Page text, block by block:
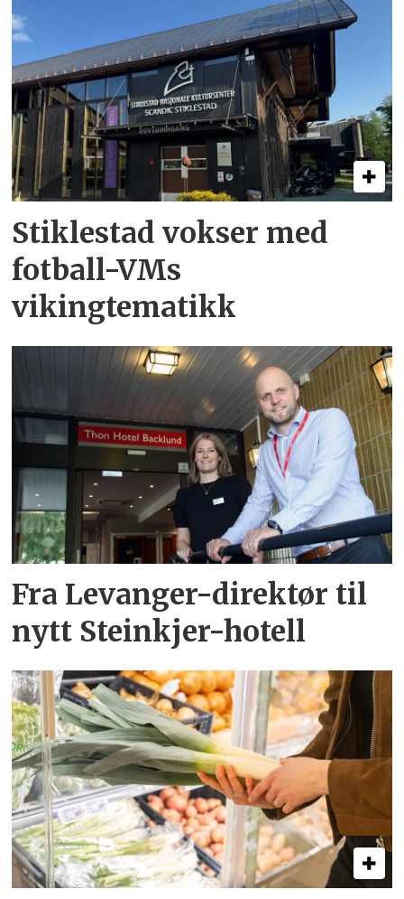
Stiklestad vokser med
fotball-VMs
vikingtematikk
Fra Levanger-direktør til
nytt Steinkjer-hotell